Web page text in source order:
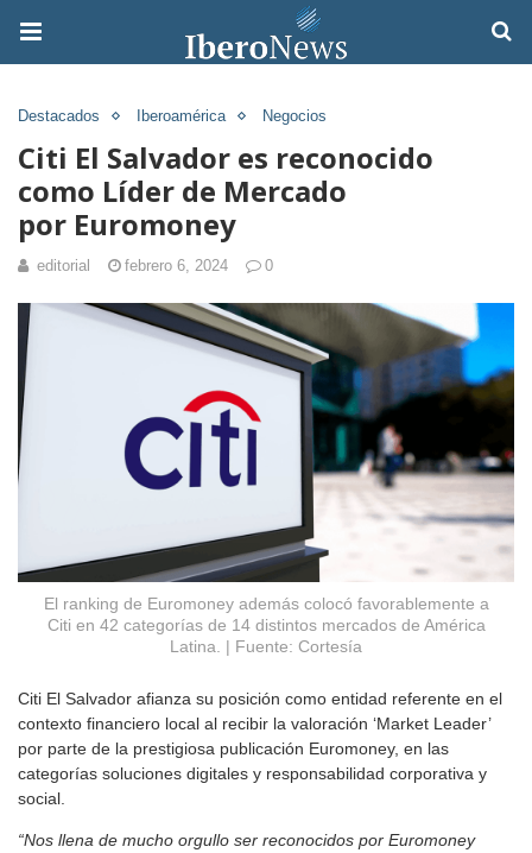
Destacados Iberoamérica Negocios
Citi El Salvador es reconocido
como Líder de Mercado
por Euromoney
editorial febrero 6, 2024 0
El ranking de Euromoney además colocó favorablemente a
Citi en 42 categorías de 14 distintos mercados de América
Latina. | Fuente: Cortesía
Citi El Salvador afianza su posición como entidad referente en el
contexto financiero local al recibir la valoración ‘Market Leader’
por parte de la prestigiosa publicación Euromoney, en las
categorías soluciones digitales y responsabilidad corporativa y
social.
“Nos llena de mucho orgullo ser reconocidos por Euromoney